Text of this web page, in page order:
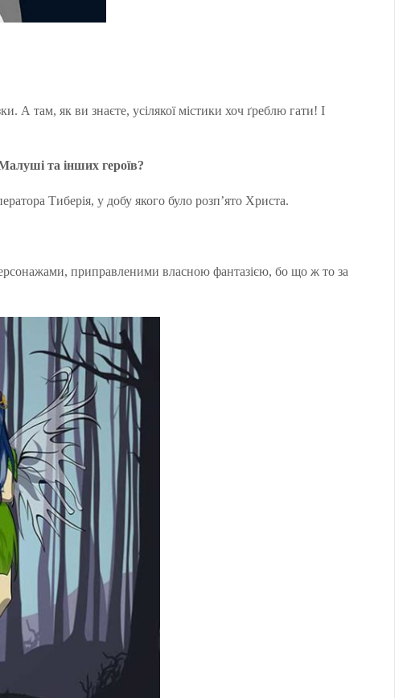
А там, як ви знаєте, усілякої містики хоч ґреблю гати! І
та інших героїв?
Тиберія, у добу якого було розп’ято Христа.
приправленими власною фантазією, бо що ж то за